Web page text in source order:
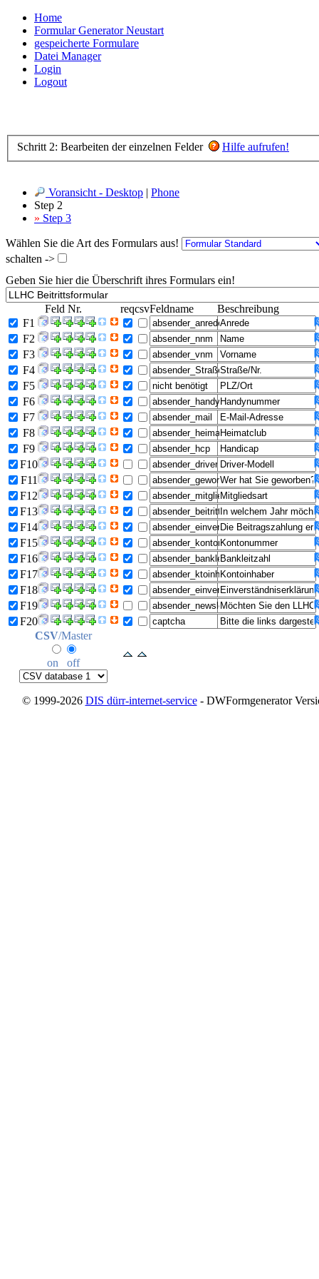
Home
Formular Generator Neustart
gespeicherte Formulare
Datei Manager
Login
Logout
Schritt 2: Bearbeiten der einzelnen Felder Hilfe aufrufen!
Voransicht - Desktop | Phone
Step 2
» Step 3
Wählen Sie die Art des Formulars aus!
schalten ->
Geben Sie hier die Überschrift ihres Formulars ein!
Feld Nr. reqcsvFeldname
Beschreibung
F1
F2
F3
F4
F5
F6
F7
F8
F9
F10
F11
F12
F13
F14
F15
F16
F17
F18
F19
F20
CSV/Master
on off
© 1999-2026 DIS dürr-internet-service- DWFormgenerator